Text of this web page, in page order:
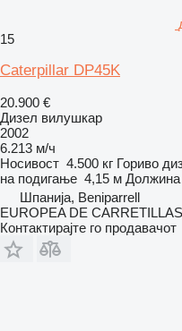
15
Caterpillar DP45K
20.900 €
Дизел вилушкар
2002
6.213 м/ч
Носивост 4.500 кг Гориво
на подигање 4,15 м
Шпанија, Beniparrell
EUROPEA DE CARRETILLAS
Контактирајте го продавачот